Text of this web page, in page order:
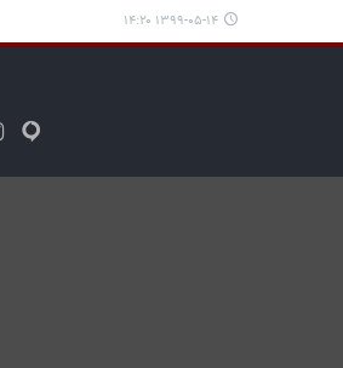
۱۳۹۹-۰۵-۱۴ ۱۴:۲۰